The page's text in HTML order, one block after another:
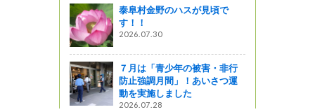
泰阜村金野のハスが見頃で
す！！
2026.07.30
７月は「青少年の被害・非行
防止強調月間」！あいさつ運
動を実施しました
2026.07.28